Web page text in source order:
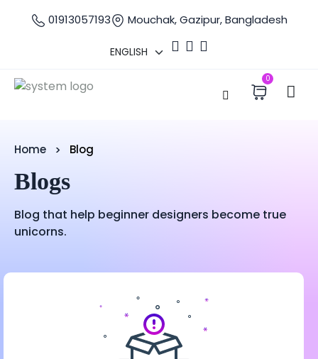
01913057193 Mouchak, Gazipur, Bangladesh
0
Home Blog
Blogs
Blog that help beginner designers become true
unicorns.